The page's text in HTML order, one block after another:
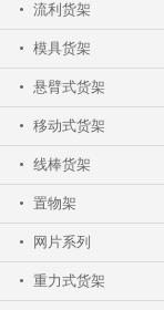
流利货架
模具货架
悬臂式货架
移动式货架
线棒货架
置物架
网片系列
重力式货架